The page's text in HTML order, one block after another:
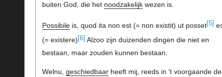
buiten God, die het noodzakelijkwezen is.
Possibileis, quod ita non est (= non existit) ut posset[5]
(= existere) [6] Alzoo zijn duizenden dingen die niet en
bestaan, maar zouden kunnen bestaan.
Welnu, geschiedbaarheeft mij, reeds in 't voorgaande